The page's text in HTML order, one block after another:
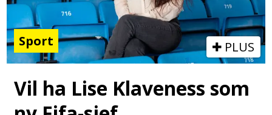
Sport PLUS
Vil ha Lise Klaveness som